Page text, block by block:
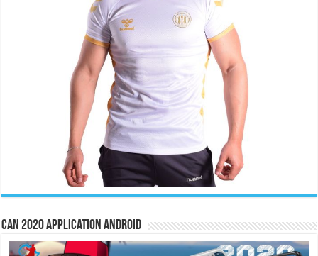
CAN 2020 Application Android